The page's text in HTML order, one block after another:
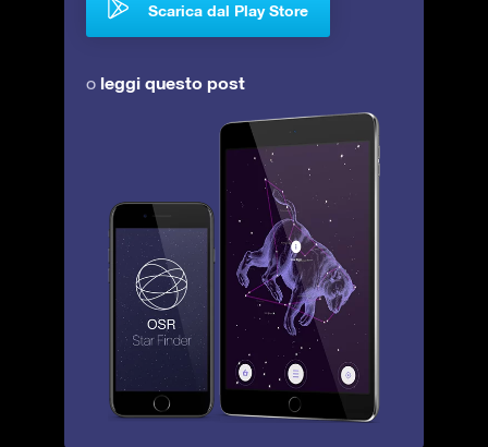
Scarica dal Play Store
o leggi questo post